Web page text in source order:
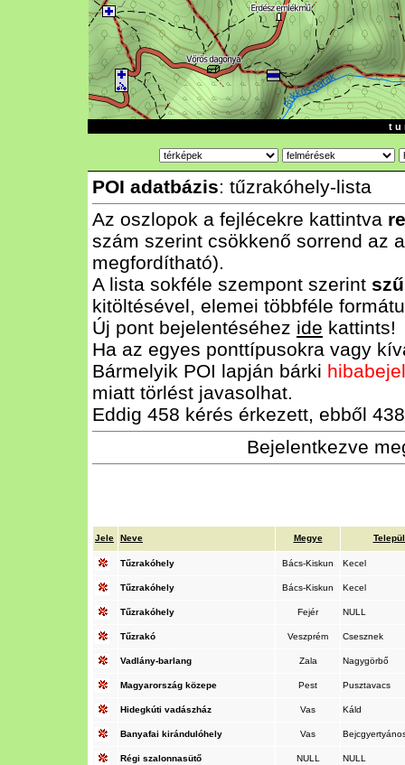
t u
POI adatbázis: tűzrakóhely-lista
Az oszlopok a fejlécekre kattintva
szám szerint csökkenő sorrend az
megfordítható).
A lista sokféle szempont szerint
kitöltésével, elemei többféle
Új pont bejelentéséhez ide kattints!
Ha az egyes ponttípusokra vagy
Bármelyik POI lapján bárki
miatt törlést javasolhat.
Eddig 458 kérés érkezett, ebből
Bejelentkezve
Jele Neve Megye
Tűzrakóhely Bács-Kiskun Kecel
Tűzrakóhely Bács-Kiskun Kecel
Tűzrakóhely Fejér NULL
Tűzrakó Veszprém Csesznek
Vadlány-barlang Zala Nagygörbő
Magyarország közepe Pest Pusztavacs
Hidegkúti vadászház Vas Káld
Banyafai kirándulóhely Vas
Régi szalonnasütő NULL NULL